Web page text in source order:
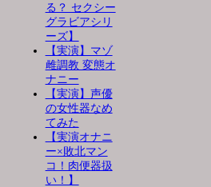
る？ セクシー
グラビアシリ
ーズ】
【実演】マゾ
雌調教 変態オ
ナニー
【実演】声優
の女性器なめ
てみた
【実演オナニ
ー×敗北マン
コ！肉便器扱
い！】